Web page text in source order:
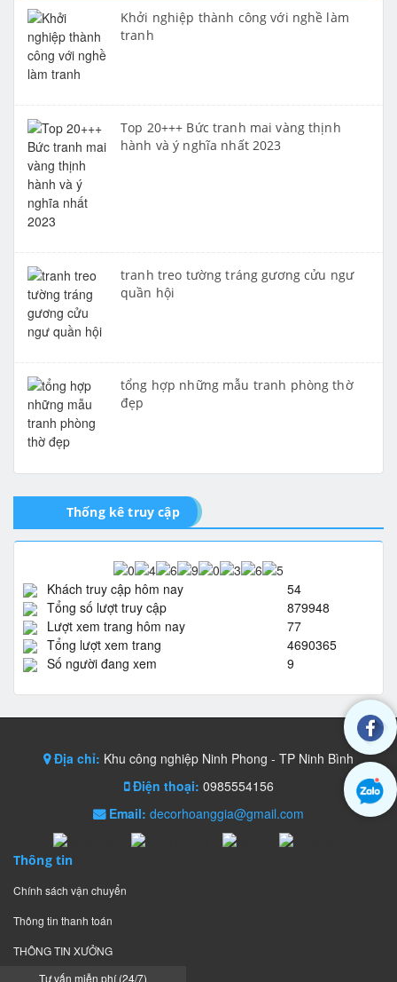
Khởi nghiệp thành công với nghề làm
tranh
Top 20+++ Bức tranh mai vàng thịnh
hành và ý nghĩa nhất 2023
tranh treo tường tráng gương cửu ngư
quần hội
tổng hợp những mẫu tranh phòng thờ
đẹp
Thống kê truy cập
Khách truy cập hôm nay
54
Tổng số lượt truy cập
879948
Lượt xem trang hôm nay
77
Tổng lượt xem trang
4690365
Số người đang xem
9
Địa chỉ: Khu công nghiệp Ninh Phong - TP Ninh Bình
Điện thoại: 0985554156
Email: decorhoanggia@gmail.com
Thông tin
Chính sách vận chuyển
Thông tin thanh toán
THÔNG TIN XƯỞNG
Tư vấn miễn phí (24/7)